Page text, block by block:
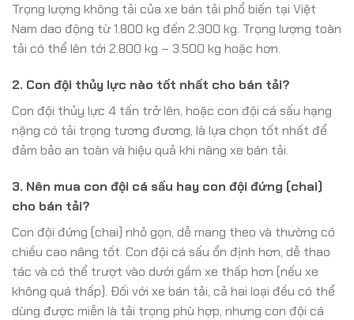
Trọng lượng không tải của xe bán tải phổ biến tại Việt
Nam dao động từ 1.800 kg đến 2.300 kg. Trọng lượng toàn
tải có thể lên tới 2.800 kg – 3.500 kg hoặc hơn.
2. Con đội thủy lực nào tốt nhất cho bán tải?
Con đội thủy lực 4 tấn trở lên, hoặc con đội cá sấu hạng
nặng có tải trọng tương đương, là lựa chọn tốt nhất để
đảm bảo an toàn và hiệu quả khi nâng xe bán tải.
3. Nên mua con đội cá sấu hay con đội đứng (chai)
cho bán tải?
Con đội đứng (chai) nhỏ gọn, dễ mang theo và thường có
chiều cao nâng tốt. Con đội cá sấu ổn định hơn, dễ thao
tác và có thể trượt vào dưới gầm xe thấp hơn (nếu xe
không quá thấp). Đối với xe bán tải, cả hai loại đều có thể
dùng được miễn là tải trọng phù hợp, nhưng con đội cá